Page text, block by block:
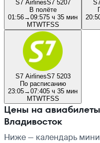
S7 AirlinesS7 5207
В полёте
01:56→09:575 ч 35 мин
MTWTFSS
S7 AirlinesS7 5203
По расписанию
23:05→07:405 ч 35 мин
MTWTFSS
Цены на
Владивосток
Ниже — календарь